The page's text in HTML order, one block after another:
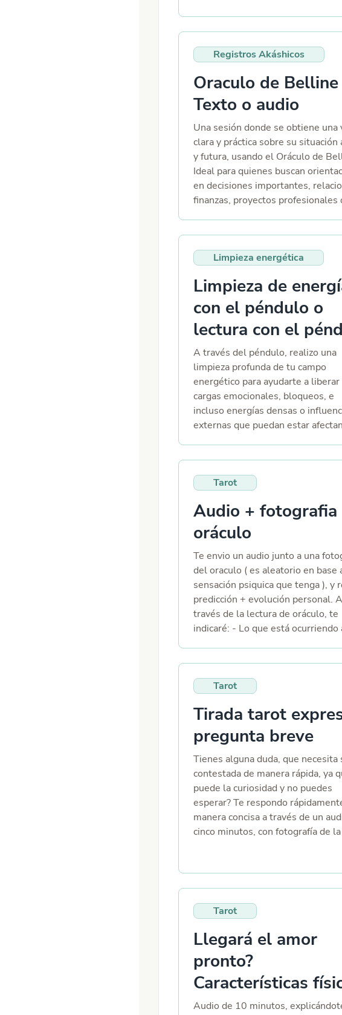
deseas, una pregunta o tema
enviar a aisha@miistico.com al
5h antes de la sesión para que
prepararla.
Registros Akáshicos
Oraculo de
Texto o audio
Una sesión donde se obtiene una
clara y práctica sobre su situación
y futura, usando el Oráculo de
Ideal para quienes buscan
en decisiones importantes,
finanzas, proyectos profesionales
Limpieza energética
Limpieza de
con el péndulo o
lectura con el
A través del péndulo, realizo una
limpieza profunda de tu campo
energético para ayudarte a liberar
cargas emocionales, bloqueos, e
incluso energías densas o
externas que puedan estar
se basa en la radiestesia, una
desequilibrios energéticos en tu
chakras y incluso el entorno. En
el de lectura con el péndulo se
obtener información que tenga
Tarot
Audio + fotografia
oráculo
Te envio un audio junto a una
del oraculo ( es aleatorio en base
sensación psiquica que tenga ), y
predicción + evolución personal. A
través de la lectura de oráculo, te
indicaré: - Lo que está ocurriendo
personal y espiritual en relación
📷 Fotografía clara de la lectura
oráculo canalizado especialmente
ti. 🔮 Interpretación personalizada
mensajes de predicción y guía
🎤 Audio explicativo o texto (a
donde te detallo todo lo percibido.
Tarot
Tirada tarot
pregunta breve
Tienes alguna duda, que necesita
contestada de manera rápida, ya
puede la curiosidad y no puedes
esperar? Te respondo
manera concisa a través de un
cinco minutos, con fotografía de la
Tarot
Llegará el amor
pronto?
Características
Audio de 10 minutos,